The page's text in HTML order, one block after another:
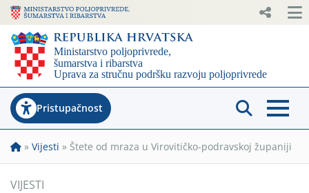
Pristupačnost
» Vijesti » Štete od mraza u Virovitičko-podravskoj županiji
VIJESTI